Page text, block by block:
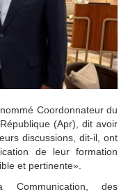
Coordonnateur du
(Apr), dit avoir
discussions, dit-il, ont
de leur formation
et pertinente».
des